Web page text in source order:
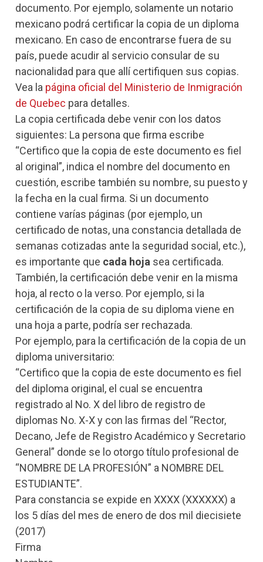
documento. Por ejemplo, solamente un notario
mexicano podrá certificar la copia de un diploma
mexicano. En caso de encontrarse fuera de su
país, puede acudir al servicio consular de su
nacionalidad para que allí certifiquen sus copias.
Vea la página oficial del Ministerio de Inmigración
de Quebec para detalles.
La copia certificada debe venir con los datos
siguientes: La persona que firma escribe
“Certifico que la copia de este documento es fiel
al original”, indica el nombre del documento en
cuestión, escribe también su nombre, su puesto y
la fecha en la cual firma. Si un documento
contiene varías páginas (por ejemplo, un
certificado de notas, una constancia detallada de
semanas cotizadas ante la seguridad social, etc.),
es importante que cada hoja sea certificada.
También, la certificación debe venir en la misma
hoja, al recto o la verso. Por ejemplo, si la
certificación de la copia de su diploma viene en
una hoja a parte, podría ser rechazada.
Por ejemplo, para la certificación de la copia de un
diploma universitario:
“Certifico que la copia de este documento es fiel
del diploma original, el cual se encuentra
registrado al No. X del libro de registro de
diplomas No. X-X y con las firmas del “Rector,
Decano, Jefe de Registro Académico y Secretario
General” donde se lo otorgo título profesional de
“NOMBRE DE LA PROFESIÓN” a NOMBRE DEL
ESTUDIANTE”.
Para constancia se expide en XXXX (XXXXXX) a
los 5 días del mes de enero de dos mil diecisiete
(2017)
Firma